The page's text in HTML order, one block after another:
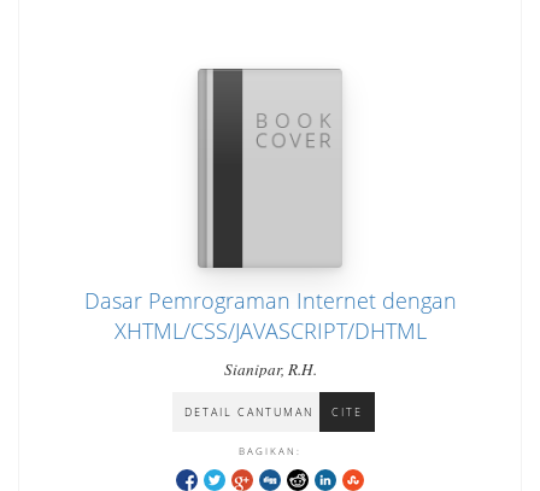
Dasar Pemrograman Internet dengan
XHTML/CSS/JAVASCRIPT/DHTML
Sianipar, R.H.
DETAIL CANTUMAN CITE
BAGIKAN: